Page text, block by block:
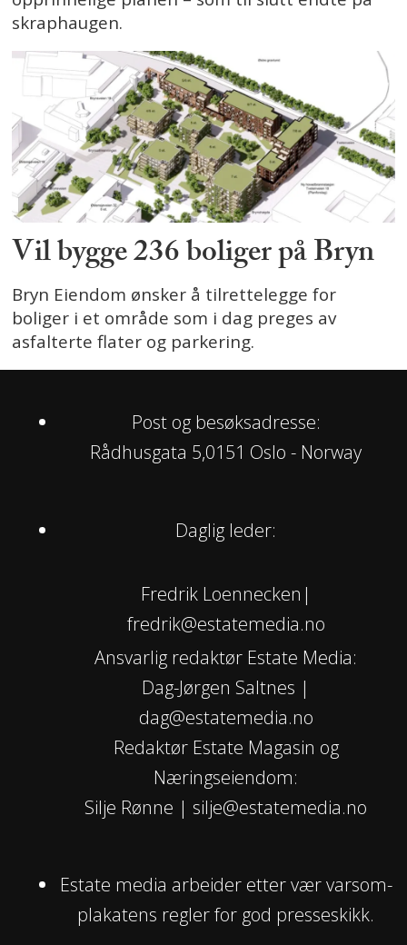
skraphaugen.
Vil bygge 236 boliger på Bryn
Bryn Eiendom ønsker å tilrettelegge for
boliger i et område som i dag preges av
asfalterte flater og parkering.
Post og besøksadresse:
Rådhusgata 5,0151 Oslo - Norway
Daglig leder:
Fredrik Loennecken|
fredrik@estatemedia.no
Ansvarlig redaktør Estate Media:
Dag-Jørgen Saltnes |
dag@estatemedia.no
Redaktør Estate Magasin og
Næringseiendom:
Silje Rønne | silje@estatemedia.no
Estate media arbeider etter vær varsom-
plakatens regler for god presseskikk.